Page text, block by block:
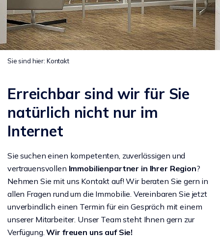
Sie sind hier: Kontakt
Erreichbar sind wir für Sie
natürlich nicht nur im
Internet
Sie suchen einen kompetenten, zuverlässigen und
vertrauensvollen Immobilienpartner in Ihrer Region?
Nehmen Sie mit uns Kontakt auf! Wir beraten Sie gern in
allen Fragen rund um die Immobilie. Vereinbaren Sie jetzt
unverbindlich einen Termin für ein Gespräch mit einem
unserer Mitarbeiter. Unser Team steht Ihnen gern zur
Verfügung.Wir freuen uns auf Sie!